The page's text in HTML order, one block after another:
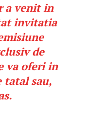
a venit in
invitatia
de
va oferi in
tatal sau,